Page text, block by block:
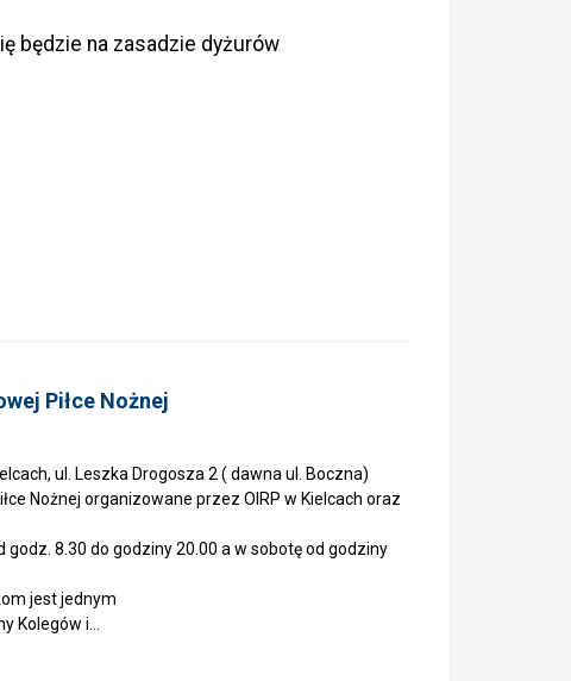
będzie na zasadzie dyżurów
Piłce Nożnej
ul. Leszka Drogosza 2 ( dawna ul. Boczna)
Nożnej organizowane przez OIRP w Kielcach oraz
8.30 do godziny 20.00 a w sobotę od godziny
jest jednym
Kolegów i…